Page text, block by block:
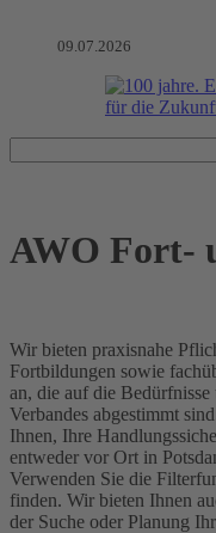
09.07.2026
AWO Fort-
Wir bieten praxisnahe
Fortbildungen sowie
an, die auf die Bedürfnisse
Verbandes abgestimmt
Ihnen, Ihre
entweder vor Ort in
Verwenden Sie die
finden. Wir bieten Ihnen
der Suche oder Planung